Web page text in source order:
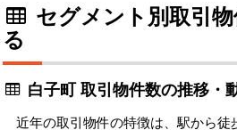
セグメント別取引
る
白子町 取引物件数の推移・
近年の取引物件の特徴は、駅から